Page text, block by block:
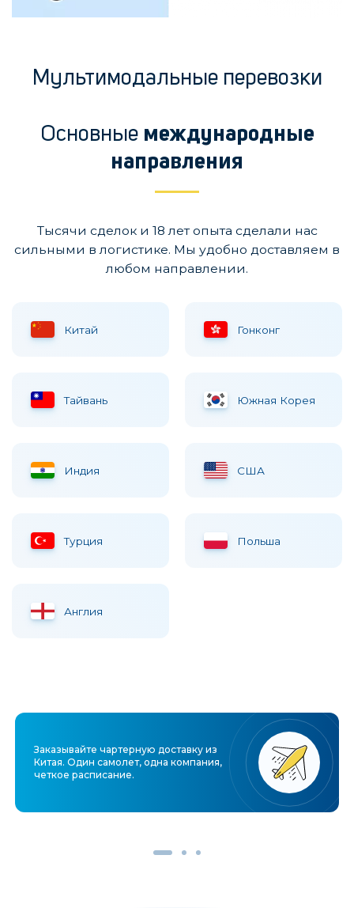
Мультимодальные перевозки
Основные международные
направления
Тысячи сделок и 18 лет опыта сделали нас
сильными в логистике. Мы удобно доставляем в
любом направлении.
Китай Гонконг
Тайвань Южная Корея
Индия США
Турция Польша
Англия
Заказывайте чартерную доставку из
Китая. Один самолет, одна компания,
четкое расписание.